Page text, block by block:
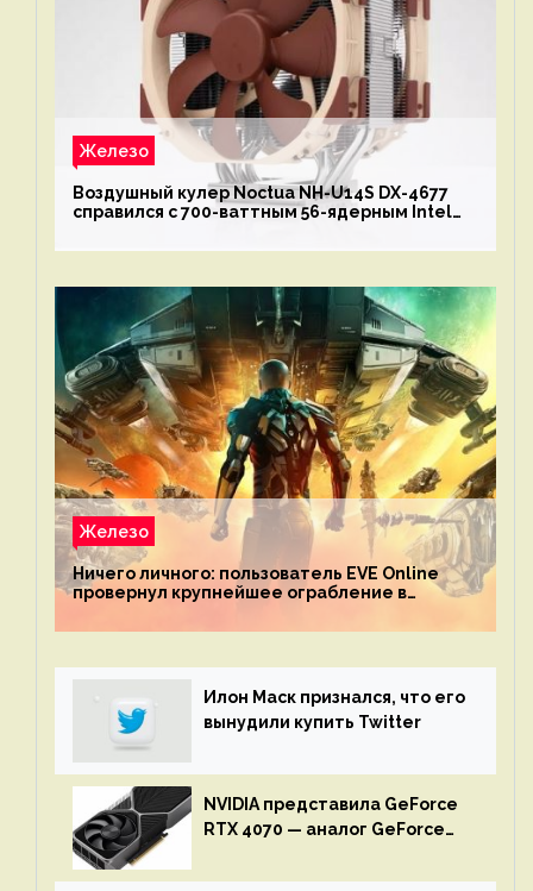
Железо
Воздушный кулер Noctua NH-U14S DX-4677
справился с 700-ваттным 56-ядерным Intel
Железо
Ничего личного: пользователь EVE Online
провернул крупнейшее ограбление в
механике
Илон Маск признался, что его
вынудили купить Twitter
NVIDIA представила GeForce
RTX 4070 — аналог GeForce